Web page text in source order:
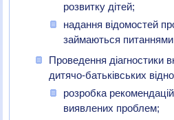
розвитку дітей;
надання відомостей
займаються питаннями
Проведення діагностики
дитячо-батьківських
розробка
виявлених проблем;